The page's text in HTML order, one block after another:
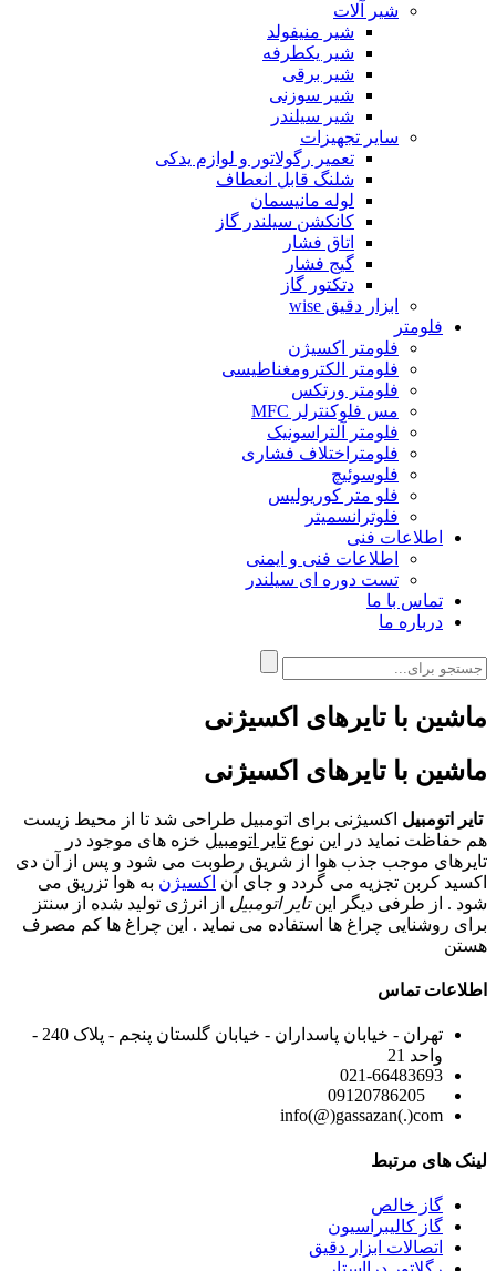
شیر آلات
شیر منیفولد
شیر یکطرفه
شیر برقی
شیر سوزنی
شیر سیلندر
سایر تجهیزات
تعمیر رگولاتور و لوازم یدکی
شلنگ قابل انعطاف
لوله مانیسمان
کانکشن سیلندر گاز
اتاق فشار
گیج فشار
دتکتور گاز
ابزار دقیق wise
فلومتر
فلومتر اکسیژن
فلومتر الکترومغناطیسی
فلومتر ورتکس
مس فلوکنترلر MFC
فلومتر آلتراسونیک
فلومتراختلاف فشاری
فلوسوئیچ
فلو متر کوریولیس
فلوترانسمیتر
اطلاعات فنی
اطلاعات فنی و ایمنی
تست دوره ای سیلندر
تماس با ما
درباره ما
ماشین با تایرهای اکسیژنی
ماشین با تایرهای اکسیژنی
تایر اتومبیل اکسیژنی برای اتومبیل طراحی شد تا از محیط زیست
هم حفاظت نماید در این نوع تایر اتومبیل خزه های موجود در
تایرهای موجب جذب هوا از شریق رطوبت می شود و پس از آن دی
اکسید کربن تجزیه می گردد و جای آن اکسیژن به هوا تزریق می
شود . از طرفی دیگر اینتایر اتومبیل از انرژی تولید شده از سنتز
برای روشنایی چراغ ها استفاده می نماید . این چراغ ها کم مصرف
هستن
اطلاعات تماس
تهران - خیابان پاسداران - خیابان گلستان پنجم - پلاک 240 -
واحد 21
021-66483693
info(@)gassazan(.)com
لینک های مرتبط
گاز خالص
گاز کالیبراسیون
اتصالات ابزار دقیق